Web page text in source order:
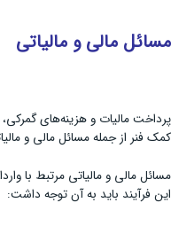
مسائل مالی و مالیاتی
پرداخت مالیات و هزینه‌های گمرکی،
کمک فنر از جمله مسائل مالی و
مسائل مالی و مالیاتی مرتبط با
این فرآیند باید به آن توجه داشت: